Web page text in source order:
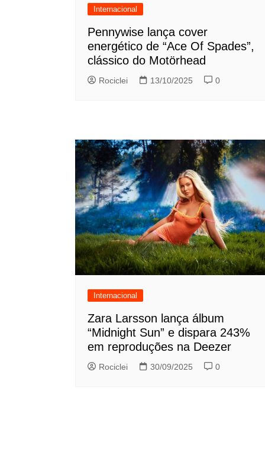
Internacional
Pennywise lança cover
energético de “Ace Of Spades”,
clássico do Motörhead
Rociclei 13/10/2025 0
Internacional
Zara Larsson lança álbum
“Midnight Sun” e dispara 243%
em reproduções na Deezer
Rociclei 30/09/2025 0